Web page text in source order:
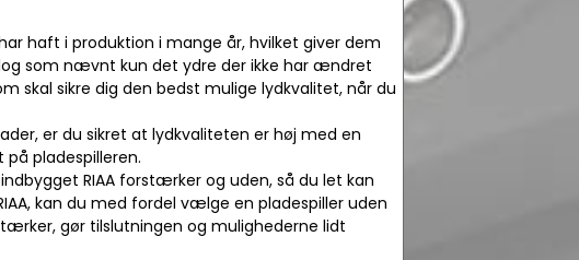
haft i produktion i mange år, hvilket giver dem
som nævnt kun det ydre der ikke har ændret
skal sikre dig den bedst mulige lydkvalitet, når du
er du sikret at lydkvaliteten er høj med en
pladespilleren.
RIAA forstærker og uden, så du let kan
kan du med fordel vælge en pladespiller uden
gør tilslutningen og mulighederne lidt